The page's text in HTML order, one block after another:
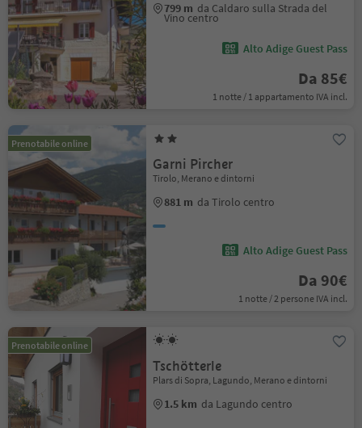
799 m da Caldaro sulla Strada del
Vino centro
Alto Adige Guest Pass
Da 85€
1 notte / 1 appartamento IVA incl.
Prenotabile online
Garni Pircher
Tirolo, Merano e dintorni
881 m da Tirolo centro
Alto Adige Guest Pass
Da 90€
1 notte / 2 persone IVA incl.
Prenotabile online
Tschötterle
Plars di Sopra, Lagundo, Merano e dintorni
1.5 km da Lagundo centro